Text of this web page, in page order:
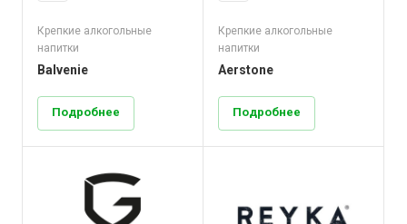
Крепкие алкогольные
напитки
Balvenie
Подробнее
Крепкие алкогольные
напитки
Aerstone
Подробнее